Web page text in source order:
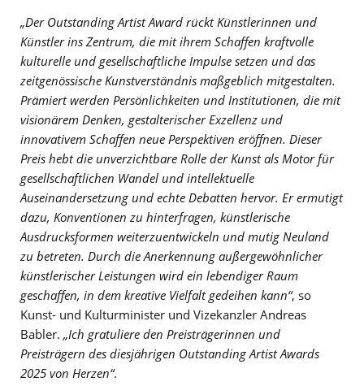
„Der Outstanding Artist Award rückt Künstlerinnen und
Künstler ins Zentrum, die mit ihrem Schaffen kraftvolle
kulturelle und gesellschaftliche Impulse setzen und das
zeitgenössische Kunstverständnis maßgeblich mitgestalten.
Prämiert werden Persönlichkeiten und Institutionen, die mit
visionärem Denken, gestalterischer Exzellenz und
innovativem Schaffen neue Perspektiven eröffnen. Dieser
Preis hebt die unverzichtbare Rolle der Kunst als Motor für
gesellschaftlichen Wandel und intellektuelle
Auseinandersetzung und echte Debatten hervor. Er ermutigt
dazu, Konventionen zu hinterfragen, künstlerische
Ausdrucksformen weiterzuentwickeln und mutig Neuland
zu betreten. Durch die Anerkennung außergewöhnlicher
künstlerischer Leistungen wird ein lebendiger Raum
geschaffen, in dem kreative Vielfalt gedeihen kann“, so
Kunst- und Kulturminister und Vizekanzler Andreas
Babler. „Ich gratuliere den Preisträgerinnen und
Preisträgern des diesjährigen Outstanding Artist Awards
2025 von Herzen“.